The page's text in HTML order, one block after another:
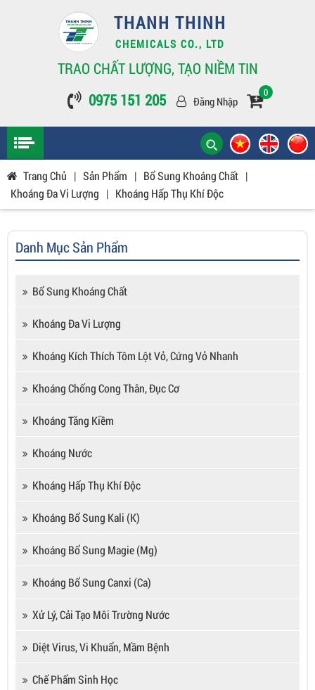
THANH THINH
CHEMICALS CO., LTD
TRAO CHẤT LƯỢNG, TẠO NIỀM TIN
0975 151 205
Đăng Nhập
0
Trang Chủ | Sản Phẩm | Bổ Sung Khoáng Chất |
Khoáng Đa Vi Lượng | Khoáng Hấp Thụ Khí Độc
Danh Mục Sản Phẩm
Bổ Sung Khoáng Chất
Khoáng Đa Vi Lượng
Khoáng Kích Thích Tôm Lột Vỏ, Cứng Vỏ Nhanh
Khoáng Chống Cong Thân, Đục Cơ
Khoáng Tăng Kiềm
Khoáng Nước
Khoáng Hấp Thụ Khí Độc
Khoáng Bổ Sung Kali (K)
Khoáng Bổ Sung Magie (Mg)
Khoáng Bổ Sung Canxi (Ca)
Xử Lý, Cải Tạo Môi Trường Nước
Diệt Virus, Vi Khuẩn, Mầm Bệnh
Chế Phẩm Sinh Học